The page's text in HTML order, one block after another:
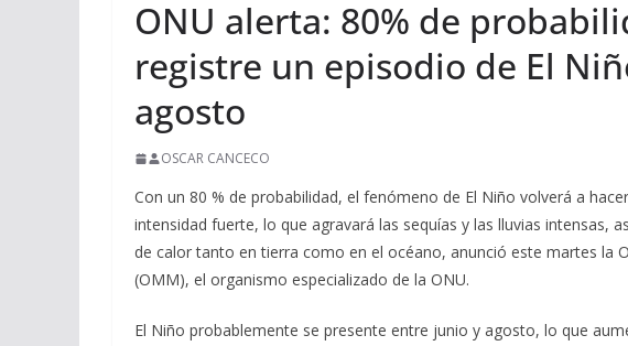
ONU alerta: 80% de
registre un episodio de El
agosto
OSCAR CANCECO
Con un 80 % de probabilidad, el fenómeno de El Niño volverá a
intensidad fuerte, lo que agravará las sequías y las lluvias intensas,
de calor tanto en tierra como en el océano, anunció este martes la
(OMM), el organismo especializado de la ONU.
El Niño probablemente se presente entre junio y agosto, lo que